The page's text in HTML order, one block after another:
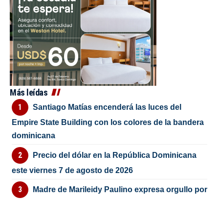
Más leídas
Santiago Matías encenderá las luces del
Empire State Building con los colores de la bandera
dominicana
Precio del dólar en la República Dominicana
este viernes 7 de agosto de 2026
Madre de Marileidy Paulino expresa orgullo por